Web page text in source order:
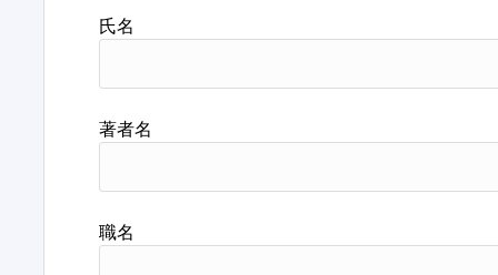
氏名
著者名
職名